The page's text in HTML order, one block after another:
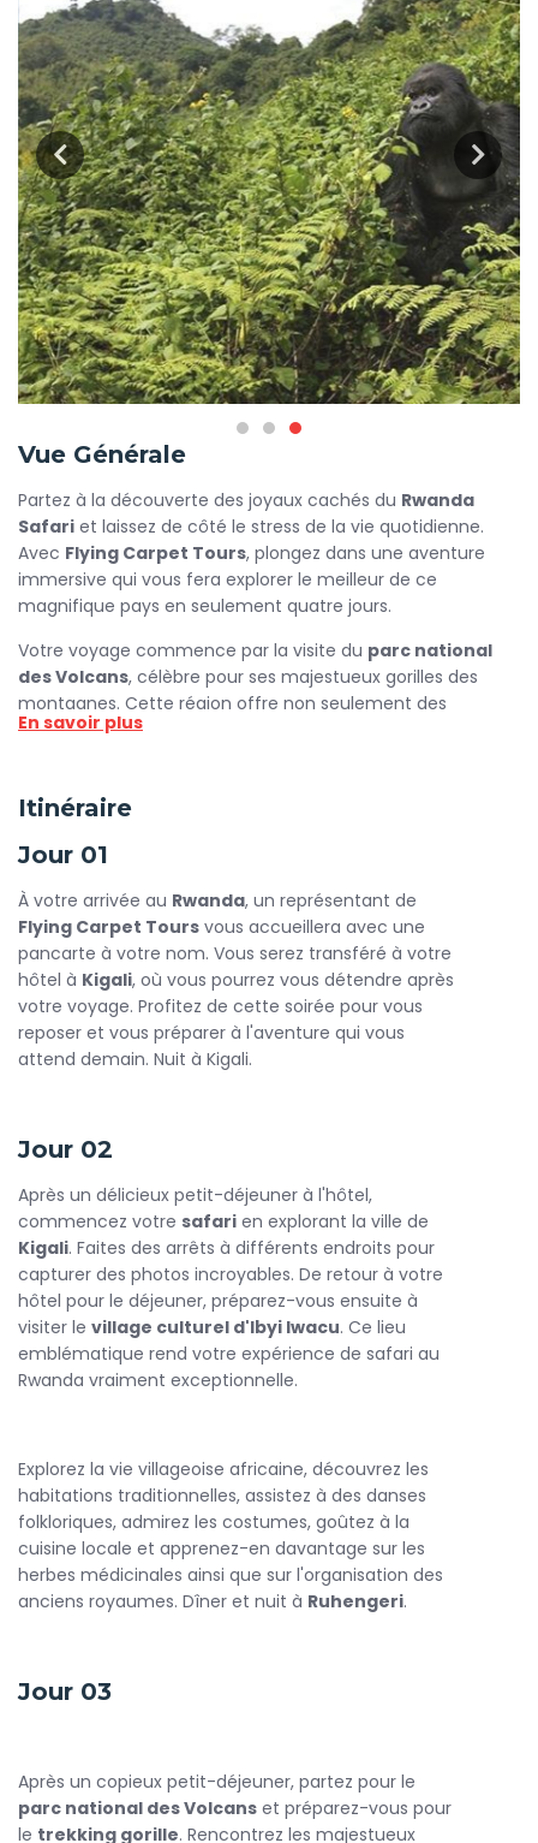
Vue Générale
Partez à la découverte des joyaux cachés du Rwanda
Safari et laissez de côté le stress de la vie quotidienne.
Avec Flying Carpet Tours, plongez dans une aventure
immersive qui vous fera explorer le meilleur de ce
magnifique pays en seulement quatre jours.
Votre voyage commence par la visite du parc national
des Volcans, célèbre pour ses majestueux gorilles des
montagnes. Cette région offre non seulement des
paysages à couper le souffle, mais aussi la possibilité de
unique et émouvante qui vous laissera des souvenirs
culturel d'Ibyi Iwacu. Ici, vous aurez l'occasion de plonger
dans la culture rwandaise, d'apprendre sur les traditions
locales et de découvrir l'artisanat rwandais. Participez à des
activités interactives, goûtez à la cuisine locale et
rencontrez des artisans passionnés qui partagent leur
savoir-faire.
variés, allant des collines verdoyantes aux lacs sereins, vous
offriront des panoramas spectaculaires. Vous aurez
l'occasion d'observer une faune diverse, y compris des
singes dorés et une multitude d'oiseaux colorés.
Nos circuits sont conçus pour vous offrir un équilibre parfait
entre aventure et confort. Profitez d'hébergements de
qualité, où vous pourrez vous ressourcer après vos journées
d'exploration. Savourez des repas savoureux mettant en
valeur la cuisine rwandaise.
aventure avecFlying Carpet Tourset préparez-vous à
créer des souvenirs inoubliables tout en explorant la
beauté sauvage et la richesse culturelle du Rwanda. Cette
expérience vous laissera des souvenirs gravés à jamais
dans votre cœur !
En savoir plus
Itinéraire
Jour 01
À votre arrivée au Rwanda, un représentant de
Flying Carpet Tours vous accueillera avec une
pancarte à votre nom. Vous serez transféré à votre
hôtel à Kigali, où vous pourrez vous détendre après
votre voyage. Profitez de cette soirée pour vous
reposer et vous préparer à l'aventure qui vous
attend demain. Nuit à Kigali.
Jour 02
Après un délicieux petit-déjeuner à l'hôtel,
commencez votre safari en explorant la ville de
Kigali. Faites des arrêts à différents endroits pour
capturer des photos incroyables. De retour à votre
hôtel pour le déjeuner, préparez-vous ensuite à
visiter le village culturel d'Ibyi Iwacu. Ce lieu
emblématique rend votre expérience de safari au
Rwanda vraiment exceptionnelle.
Explorez la vie villageoise africaine, découvrez les
habitations traditionnelles, assistez à des danses
folkloriques, admirez les costumes, goûtez à la
cuisine locale et apprenez-en davantage sur les
herbes médicinales ainsi que sur l'organisation des
anciens royaumes. Dîner et nuit à Ruhengeri.
Jour 03
Après un copieux petit-déjeuner, partez pour le
parc national des Volcans et préparez-vous pour
le trekking gorille. Rencontrez les majestueux